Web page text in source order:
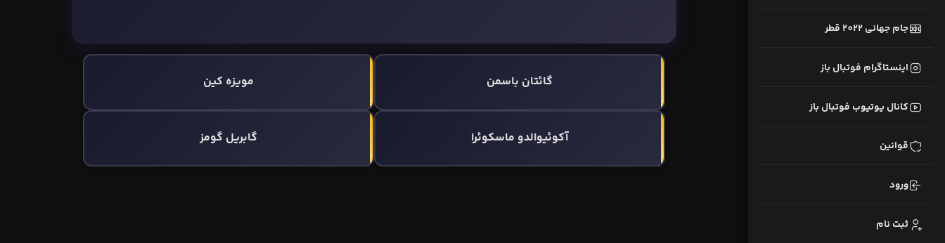
جام جهانی 2022 قطر
اینستاگرام فوتبال باز
کانال یوتیوب فوتبال باز
قوانین
ورود
ثبت نام
گائتان باسمن مویزه کین
آکوئیوالدو ماسکوئرا گابریل گومز